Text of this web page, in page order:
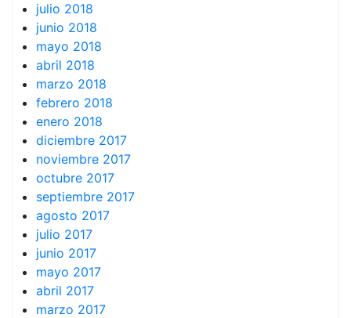
julio 2018
junio 2018
mayo 2018
abril 2018
marzo 2018
febrero 2018
enero 2018
diciembre 2017
noviembre 2017
octubre 2017
septiembre 2017
agosto 2017
julio 2017
junio 2017
mayo 2017
abril 2017
marzo 2017